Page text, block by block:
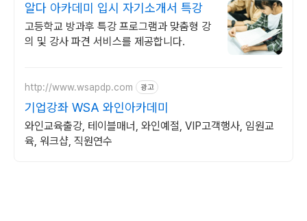
알다 아카데미 입시 자기소개서 특강
고등학교 방과후 특강 프로그램과 맞춤형 강
의 및 강사 파견 서비스를 제공합니다.
http://www.wsapdp.com 광고
기업강좌 WSA 와인아카데미
와인교육출강, 테이블매너, 와인예절, VIP고객행사, 임원교
육, 워크샵, 직원연수